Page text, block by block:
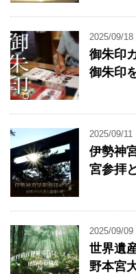
2025/09/18
御朱印
御朱印
2025/09/11
伊勢神
宮参拝
2025/09/09
世界遺
野本宮